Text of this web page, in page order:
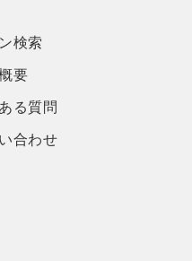
検索
要
る質問
合わせ